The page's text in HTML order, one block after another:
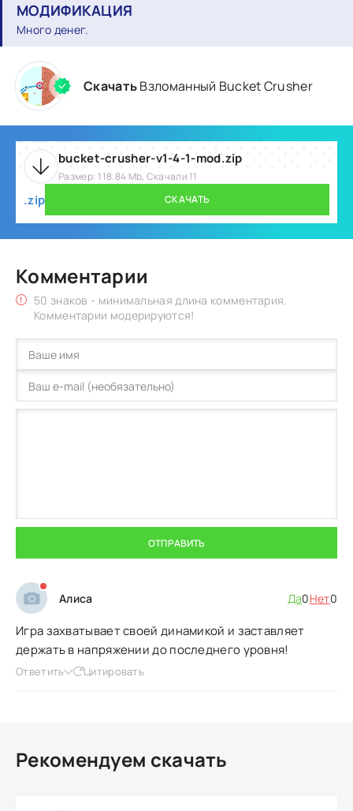
МОДИФИКАЦИЯ
Много денег.
СкачатьВзломанный Bucket Crusher
bucket-crusher-v1-4-1-mod.zip
Размер: 118.84 Mb, Скачали 11
.zip СКАЧАТЬ
Комментарии
50 знаков - минимальная длина комментария.
Комментарии модерируются!
ОТПРАВИТЬ
Алиса Да0Нет0
Игра захватывает своей динамикой и заставляет
держать в напряжении до последнего уровня!
Ответить Цитировать
Рекомендуем скачать